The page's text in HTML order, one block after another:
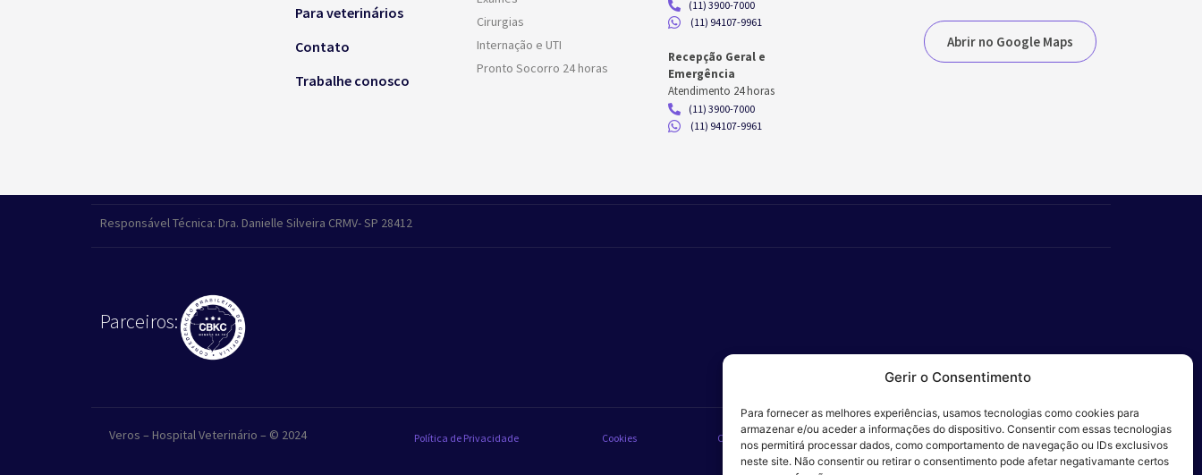
Gerir o Consentimento
Para fornecer as melhores experiências, usamos tecnologias como cookies para
armazenar e/ou aceder a informações do dispositivo. Consentir com essas tecnologias
nos permitirá processar dados, como comportamento de navegação ou IDs exclusivos
neste site. Não consentir ou retirar o consentimento pode afetar negativamante certos
Para veterinários
Contato
Trabalhe conosco
Cirurgias
Internação e UTI
Pronto Socorro 24 horas
(11) 3900-7000
(11) 94107-9961
Recepção Geral e
Emergência
Atendimento 24 horas
(11) 3900-7000
(11) 94107-9961
Abrir no Google Maps
Responsável Técnica: Dra. Danielle Silveira CRMV- SP 28412
Parceiros:
Veros – Hospital Veterinário – © 2024 Política de Privacidade Cookies Código de Conduta Ética